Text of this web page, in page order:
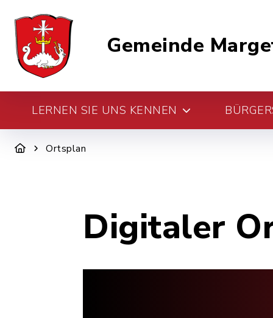
Gemeinde
LERNEN SIE UNS KENNEN
Ortsplan
Digitaler